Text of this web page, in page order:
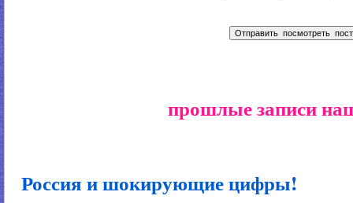
прошлые записи
Россия и шокирующие цифры!